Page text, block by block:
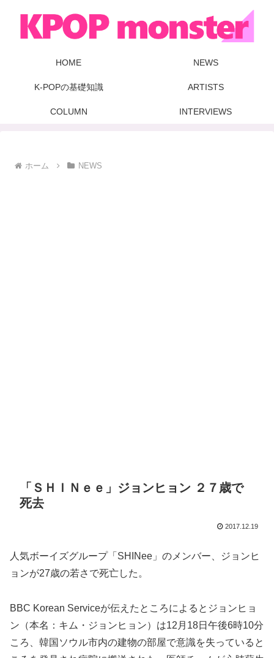
HOME NEWS
K-POPの基礎知識 ARTISTS
COLUMN INTERVIEWS
ホーム NEWS
「ＳＨＩＮｅｅ」ジョンヒョン ２７歳で
死去
2017.12.19
人気ボーイズグループ「SHINee」のメンバー、ジョンヒ
ョンが27歳の若さで死亡した。
BBC Korean Serviceが伝えたところによるとジョンヒョ
ン（本名：キム・ジョンヒョン）は12月18日午後6時10分
ころ、韓国ソウル市内の建物の部屋で意識を失っていると